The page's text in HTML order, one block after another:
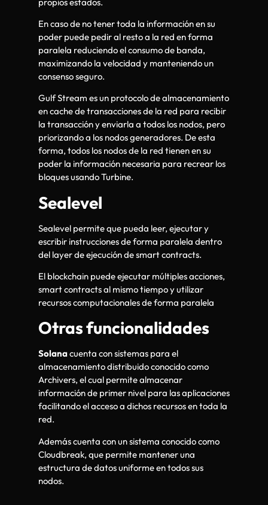
En caso de no tener toda la información en su
poder puede pedir al resto a la red en forma
paralela reduciendo el consumo de banda,
maximizando la velocidad y manteniendo un
consenso seguro.
Gulf Stream es un protocolo de almacenamiento
en cache de transacciones de la red para recibir
la transacción y enviarla a todos los nodos, pero
priorizando a los nodos generadores. De esta
forma, todos los nodos de la red tienen en su
poder la información necesaria para recrear los
bloques usando Turbine.
Sealevel
Sealevel permite que pueda leer, ejecutar y
escribir instrucciones de forma paralela dentro
del layer de ejecución de smart contracts.
El blockchain puede ejecutar múltiples acciones,
smart contracts al mismo tiempo y utilizar
recursos computacionales de forma paralela
Otras funcionalidades
Solanacuenta con sistemas para el
almacenamiento distribuido conocido como
Archivers, el cual permite almacenar
información de primer nivel para las aplicaciones
facilitando el acceso a dichos recursos en toda la
red.
Además cuenta con un sistema conocido como
Cloudbreak, que permite mantener una
estructura de datos uniforme en todos sus
nodos.